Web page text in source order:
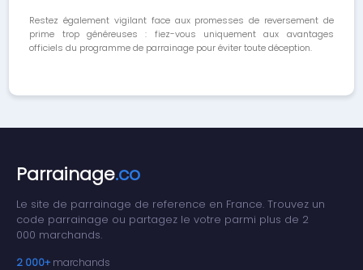
Restez également vigilant face aux promesses de reversement de
prime trop généreuses : fiez-vous uniquement aux avantages
officiels du programme de parrainage pour éviter toute déception.
Parrainage.co
Le site de parrainage de reference en France. Trouvez un
code parrainage ou partagez le votre parmi plus de 2
000 marchands.
2 000+ marchands